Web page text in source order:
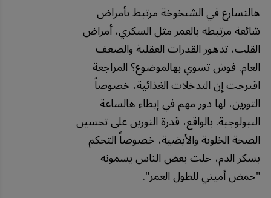
هالتسارع في الشيخوخة مرتبط بأمراض
شائعة مرتبطة بالعمر مثل السكري، أمراض
القلب، تدهور القدرات العقلية والضعف
العام. فوش تسوي بهالموضوع؟ المراجعة
اقترحت إن التدخلات الغذائية، خصوصاً
التورين، لها دور مهم في إبطاء هالساعة
البيولوجية. بالواقع، قدرة التورين على تحسين
الصحة الخلوية والأيضية، خصوصاً التحكم
بسكر الدم، خلت بعض الناس يسمونه
"حمض أميني للطول العمر".